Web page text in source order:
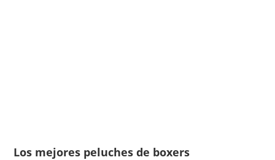
Los mejores peluches de boxers